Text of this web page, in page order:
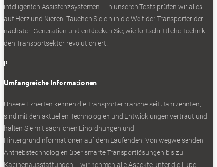
Nehmen wir den Trafic E-Tech, er ist auffallend schlank und
drahtig gebaut. Windschutzscheibe und Fronthaube haben
den gleichen schrägen Winkel, es gibt seitlich anschließend
an die A-Säule ein großes Van-Fenster. Ein wenig Ur-Espace
eingezogen, das Dach zum Heck abgeschrägt mit
Abrisskante. Dieser Transporter zeigt Figur, einschließlich der
ähnlich dem großen Bruder Renault Master: Geringer
Luftwiderstand heißt weniger Energieverbrauch und größere
Reichweite. Das Auge findet Halt an Details, vorn zum
Beispiel an den hochgesetzten Tagfahrleuchten, verbunden
mit einer illuminierten Spange und dem Renault-Rhombus.
intelligenten Assistenzsystemen – in unseren Tests prüfen wir alles
auf Herz und Nieren. Tauchen Sie ein in die Welt der Transporter der
nächsten Generation und entdecken Sie, wie fortschrittliche Technik
den Transportsektor revolutioniert.
p
Umfangreiche Informationen
Unsere Experten kennen die Transporterbranche seit Jahrzehnten,
sind mit den aktuellen Technologien und Entwicklungen vertraut und
halten Sie mit sachlichen Einordnungen und
Hintergrundinformationen auf dem Laufenden. Von wegweisenden
Antriebstechnologien über smarte Transportlösungen bis zu
Kabinenausstattungen – wir nehmen alle Aspekte unter die Lupe.